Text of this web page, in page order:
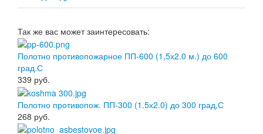
Так же вас может заинтересовать:
Полотно противопожарное ПП-600 (1,5х2.0 м.) до 600
град.С
339 руб.
Полотно противопож. ПП-300 (1.5х2.0) до 300 град,С
268 руб.